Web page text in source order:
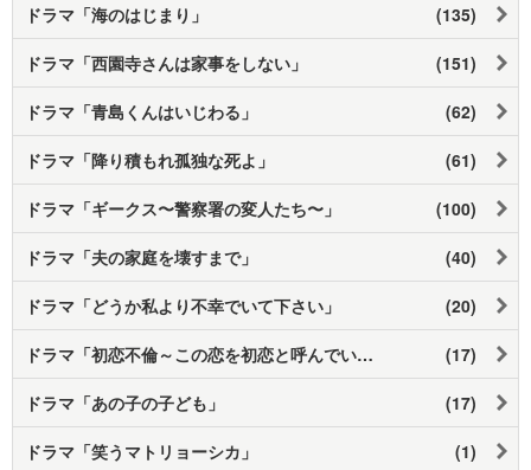
ドラマ「海のはじまり」 (135)
ドラマ「西園寺さんは家事をしない」 (151)
ドラマ「青島くんはいじわる」 (62)
ドラマ「降り積もれ孤独な死よ」 (61)
ドラマ「ギークス〜警察署の変人たち〜」 (100)
ドラマ「夫の家庭を壊すまで」 (40)
ドラマ「どうか私より不幸でいて下さい」 (20)
ドラマ「初恋不倫～この恋を初恋と呼んでいいですか～」 (17)
ドラマ「あの子の子ども」 (17)
ドラマ「笑うマトリョーシカ」 (1)